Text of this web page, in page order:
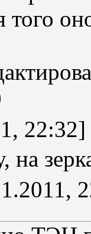
того
22:32]